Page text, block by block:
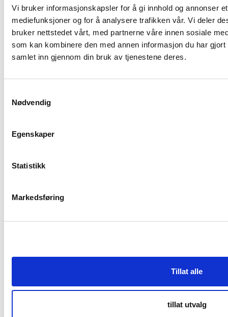
Vi bruker informasjonskapsler for å gi innhold og annonser
mediefunksjoner og for å analysere trafikken vår. Vi deler
bruker nettstedet vårt, med partnerne våre innen sosiale
som kan kombinere den med annen informasjon du har
samlet inn gjennom din bruk av tjenestene deres.
Nødvendig
Egenskaper
Statistikk
Markedsføring
Tillat alle
tillat utvalg
Meld deg på
lup@lup.no
Se alle kontaktpersoner
Besøksadresse